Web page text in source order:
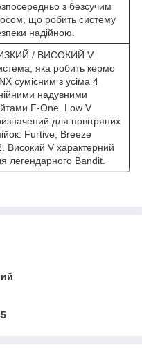
з безсучим
що робить систему
надійною.
/ ВИСОКИЙ V
яка робить кермо
сумісним з усіма 4
надувними
F-One. Low V
для повітряних
Furtive, Breeze
Високий V характерний
легендарного Bandit.